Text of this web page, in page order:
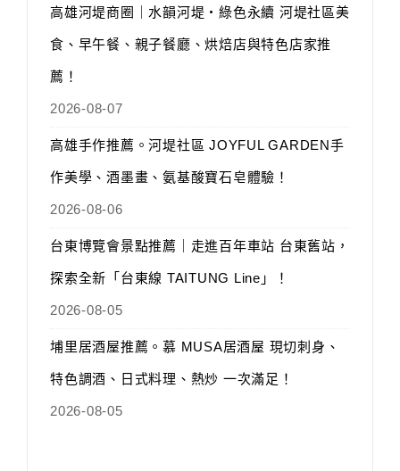
高雄河堤商圈｜水韻河堤‧綠色永續 河堤社區美
食、早午餐、親子餐廳、烘焙店與特色店家推
薦！
2026-08-07
高雄手作推薦。河堤社區 JOYFUL GARDEN手
作美學、酒墨畫、氨基酸寶石皂體驗！
2026-08-06
台東博覽會景點推薦｜走進百年車站 台東舊站，
探索全新「台東線 TAITUNG Line」！
2026-08-05
埔里居酒屋推薦。慕 MUSA居酒屋 現切刺身、
特色調酒、日式料理、熱炒 一次滿足！
2026-08-05